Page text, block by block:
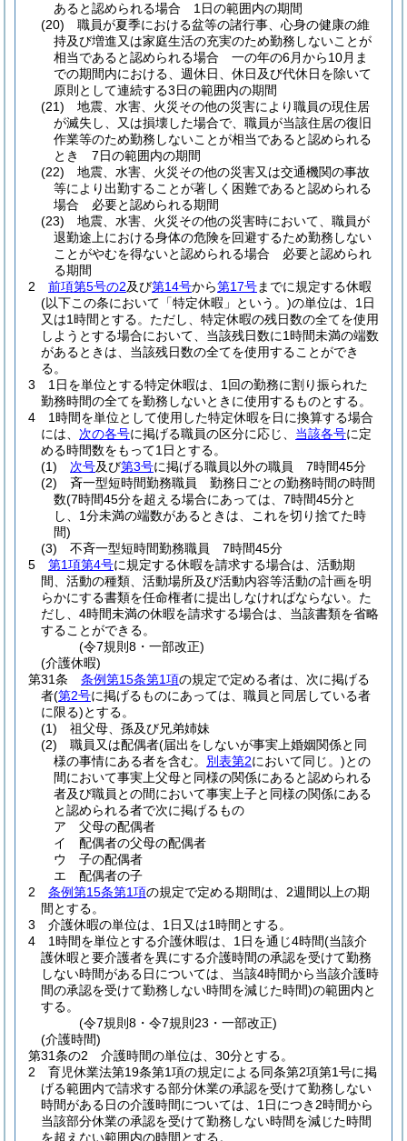
あると認められる場合 1日の範囲内の期間
(20)
職員が夏季における盆等の諸行事、心身の健康の維
持及び増進又は家庭生活の充実のため勤務しないことが
相当であると認められる場合 一の年の6月から10月ま
での期間内における、週休日、休日及び代休日を除いて
原則として連続する3日の範囲内の期間
(21)
地震、水害、火災その他の災害により職員の現住居
が滅失し、又は損壊した場合で、職員が当該住居の復旧
作業等のため勤務しないことが相当であると認められる
とき 7日の範囲内の期間
(22)
地震、水害、火災その他の災害又は交通機関の事故
等により出勤することが著しく困難であると認められる
場合 必要と認められる期間
(23)
地震、水害、火災その他の災害時において、職員が
退勤途上における身体の危険を回避するため勤務しない
ことがやむを得ないと認められる場合 必要と認められ
る期間
2
前項第5号の2及び第14号から第17号までに規定する休暇
(以下この条において「特定休暇」という。)の単位は、1日
又は1時間とする。 ただし、特定休暇の残日数の全てを使用
しようとする場合において、当該残日数に1時間未満の端数
があるときは、当該残日数の全てを使用することができ
る。
3
1日を単位とする特定休暇は、1回の勤務に割り振られた
勤務時間の全てを勤務しないときに使用するものとする。
4
1時間を単位として使用した特定休暇を日に換算する場合
には、 次の各号に掲げる職員の区分に応じ、 当該各号に定
める時間数をもって1日とする。
(1)
次号及び第3号に掲げる職員以外の職員 7時間45分
(2)
斉一型短時間勤務職員 勤務日ごとの勤務時間の時間
数(7時間45分を超える場合にあっては、7時間45分と
し、1分未満の端数があるときは、これを切り捨てた時
間)
(3)
不斉一型短時間勤務職員 7時間45分
5
第1項第4号に規定する休暇を請求する場合は、活動期
間、活動の種類、活動場所及び活動内容等活動の計画を明
らかにする書類を任命権者に提出しなければならない。 た
だし、4時間未満の休暇を請求する場合は、当該書類を省略
することができる。
(令7規則8・一部改正)
(介護休暇)
第31条
条例第15条第1項の規定で定める者は、次に掲げる
者(第2号に掲げるものにあっては、職員と同居している者
に限る)とする。
(1)
祖父母、孫及び兄弟姉妹
(2)
職員又は配偶者(届出をしないが事実上婚姻関係と同
様の事情にある者を含む。 別表第2において同じ。)との
間において事実上父母と同様の関係にあると認められる
者及び職員との間において事実上子と同様の関係にある
と認められる者で次に掲げるもの
ア
父母の配偶者
イ
配偶者の父母の配偶者
ウ
子の配偶者
エ
配偶者の子
2
条例第15条第1項の規定で定める期間は、2週間以上の期
間とする。
3
介護休暇の単位は、1日又は1時間とする。
4
1時間を単位とする介護休暇は、1日を通じ4時間(当該介
護休暇と要介護者を異にする介護時間の承認を受けて勤務
しない時間がある日については、当該4時間から当該介護時
間の承認を受けて勤務しない時間を減じた時間)の範囲内と
する。
(令7規則8・令7規則23・一部改正)
(介護時間)
第31条の2
介護時間の単位は、30分とする。
2
育児休業法第19条第1項の規定による同条第2項第1号に掲
げる範囲内で請求する部分休業の承認を受けて勤務しない
時間がある日の介護時間については、1日につき2時間から
当該部分休業の承認を受けて勤務しない時間を減じた時間
を超えない範囲内の時間とする。